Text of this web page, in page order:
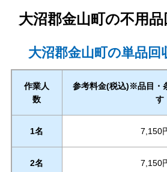
大沼郡金山町の不用品
大沼郡金山町の単品回
作業人
数
参考料金(税込)※品目・
す
1名 7,150
2名 7,150